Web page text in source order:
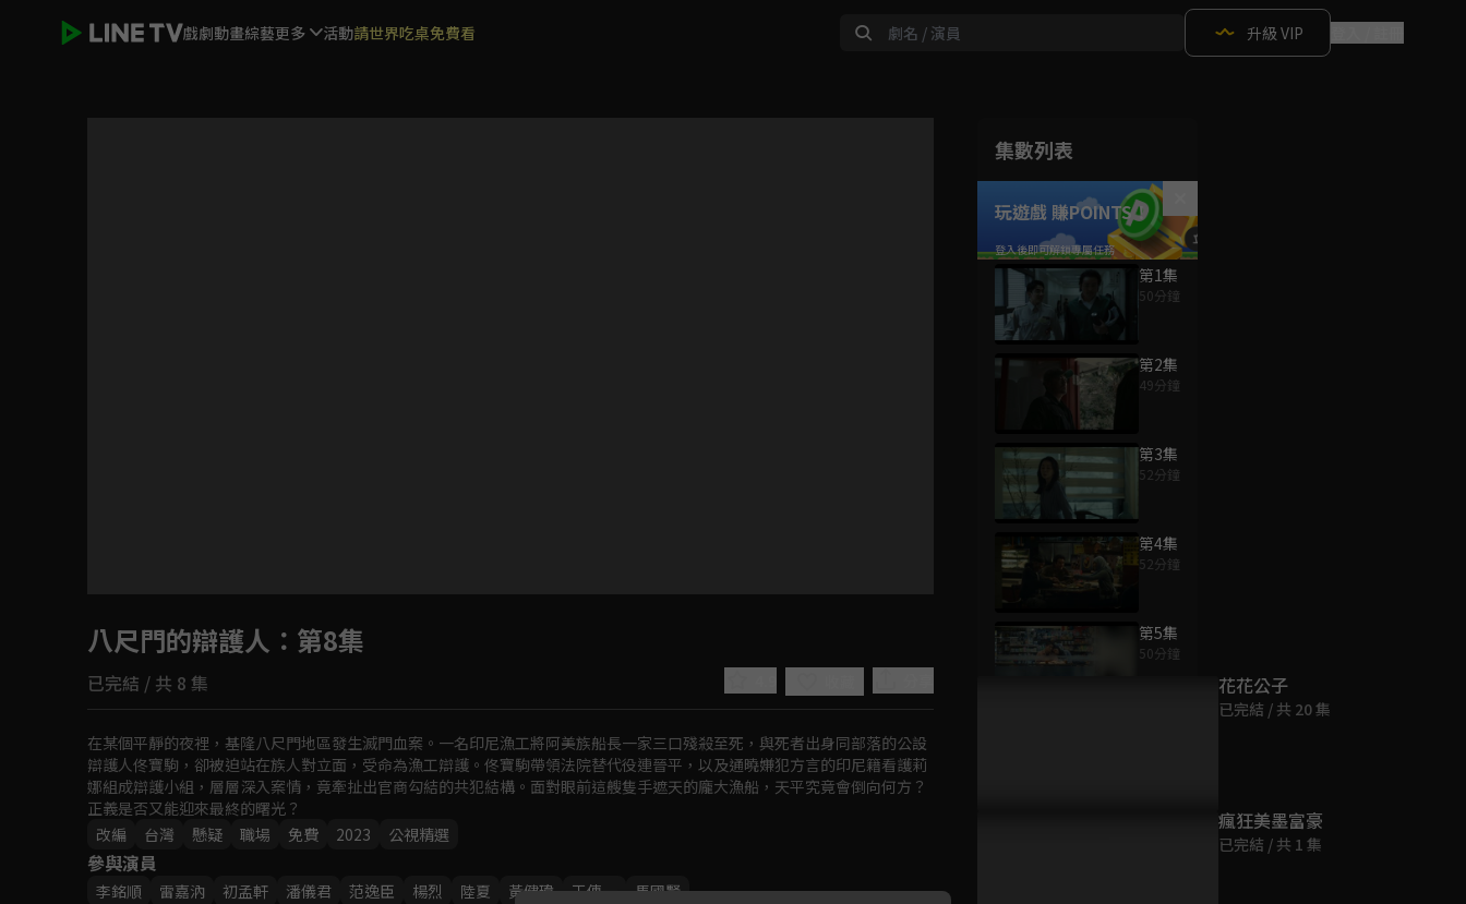
戲劇動畫綜藝更多 活動請世界吃桌免費看 升級 VIP
如有不便請見諒
集數列表
玩遊戲 賺POINTS！
第1集
50分鐘
第2集
49分鐘
第3集
52分鐘
第4集
52分鐘
第5集
50分鐘
八尺門的辯護人 ：第8集
已完結 / 共 8 集
在某個平靜的夜裡，基隆八尺門地區發生滅門血案。一名印尼漁工將阿美族船長一家三口殘殺至死，與死者出身同部落的公設
辯護人佟寶駒，卻被迫站在族人對立面，受命為漁工辯護。佟寶駒帶領法院替代役連晉平，以及通曉嫌犯方言的印尼籍看護莉
娜組成辯護小組，層層深入案情，竟牽扯出官商勾結的共犯結構。面對眼前這艘隻手遮天的龐大漁船，天平究竟會倒向何方？
正義是否又能迎來最終的曙光？
改編
台灣 懸疑 職場 免費 2023 公視精選
參與演員
李銘順 雷嘉汭 初孟軒 潘儀君 范逸臣 楊烈 陸夏 黃健瑋 王傳一 馬國賢
為您推薦
花花公子
已完結 / 共 20 集
瘋狂美墨富豪
已完結 / 共 1 集